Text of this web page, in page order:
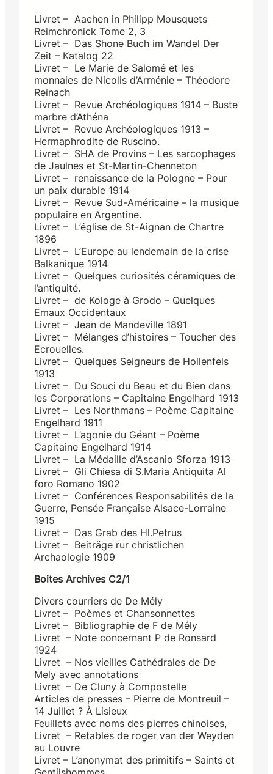
Livret – Aachen in Philipp Mousquets
Reimchronick Tome 2, 3
Livret – Das Shone Buch im Wandel Der
Zeit – Katalog 22
Livret – Le Marie de Salomé et les
monnaies de Nicolis d’Arménie – Théodore
Reinach
Livret – Revue Archéologiques 1914 – Buste
marbre d’Athéna
Livret – Revue Archéologiques 1913 –
Hermaphrodite de Ruscino.
Livret – SHA de Provins – Les sarcophages
de Jaulnes et St-Martin-Chenneton
Livret – renaissance de la Pologne – Pour
un paix durable 1914
Livret – Revue Sud-Américaine – la musique
populaire en Argentine.
Livret – L’église de St-Aignan de Chartre
1896
Livret – L’Europe au lendemain de la crise
Balkanique 1914
Livret – Quelques curiosités céramiques de
l’antiquité.
Livret – de Kologe à Grodo – Quelques
Emaux Occidentaux
Livret – Jean de Mandeville 1891
Livret – Mélanges d’histoires – Toucher des
Ecrouelles.
Livret – Quelques Seigneurs de Hollenfels
1913
Livret – Du Souci du Beau et du Bien dans
les Corporations – Capitaine Engelhard 1913
Livret – Les Northmans – Poème Capitaine
Engelhard 1911
Livret – L’agonie du Géant – Poème
Capitaine Engelhard 1914
Livret – La Médaille d’Ascanio Sforza 1913
Livret – Gli Chiesa di S.Maria Antiquita Al
foro Romano 1902
Livret – Conférences Responsabilités de la
Guerre, Pensée Française Alsace-Lorraine
1915
Livret – Das Grab des Hl.Petrus
Livret – Beiträge rur christlichen
Archaologie 1909
Boites Archives C2/1
Divers courriers de De Mély
Livret – Poèmes et Chansonnettes
Livret – Bibliographie de F de Mély
Livret – Note concernant P de Ronsard
1924
Livret – Nos vieilles Cathédrales de De
Mely avec annotations
Livret – De Cluny à Compostelle
Articles de presses – Pierre de Montreuil –
14 Juillet ? À Lisieux
Feuillets avec noms des pierres chinoises,
Livret – Retables de roger van der Weyden
au Louvre
Livret – L’anonymat des primitifs – Saints et